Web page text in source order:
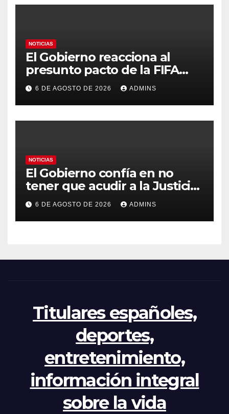
NOTICIAS
El Gobierno reacciona al
presunto pacto de la FIFA
con Marruecos para acoger la
final del Mundial 2030:
«Tiene que ser en España»
6 DE AGOSTO DE 2026 ADMINS
NOTICIAS
El Gobierno confía en no
tener que acudir a la Justicia
por el reparto de menores
mientras el PP pide la
apertura del Congreso por la
6 DE AGOSTO DE 2026 ADMINS
Titulares españoles,
deportes,
entretenimiento,
información integral
sobre la vida